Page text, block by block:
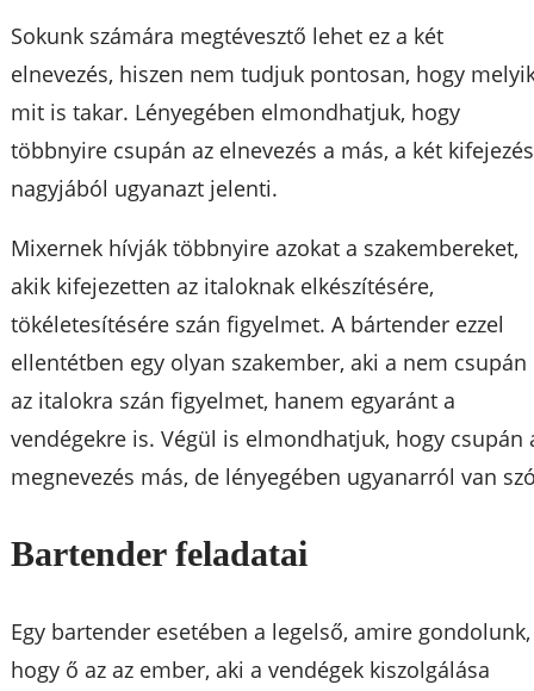
Sokunk számára megtévesztő lehet ez a két
elnevezés, hiszen nem tudjuk pontosan, hogy
mit is takar. Lényegében elmondhatjuk, hogy
többnyire csupán az elnevezés a más, a két kifejezés
nagyjából ugyanazt jelenti.
Mixernek hívják többnyire azokat a szakembereket,
akik kifejezetten az italoknak elkészítésére,
tökéletesítésére szán figyelmet. A bártender ezzel
ellentétben egy olyan szakember, aki a nem csupán
az italokra szán figyelmet, hanem egyaránt a
vendégekre is. Végül is elmondhatjuk, hogy csupán
megnevezés más, de lényegében ugyanarról van
Bartender feladatai
Egy bartender esetében a legelső, amire gondolunk,
hogy ő az az ember, aki a vendégek kiszolgálása